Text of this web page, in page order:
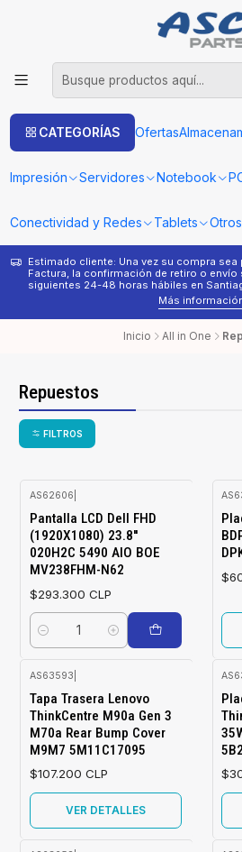
CATEGORÍAS Ofertas
Impresión Servidores Notebook
Conectividad y Redes Tablets Otros
Estimado cliente: Una vez su compra
Factura, la confirmación de retiro o
siguientes 24-48 horas hábiles en
Más
Inicio All in One
Repuestos
FILTROS
AS62606
Pantalla LCD Dell FHD
(1920X1080) 23.8''
020H2C 5490 AIO BOE
MV238FHM-N62
$293.300 CLP
Cantidad
AS63593
Tapa Trasera Lenovo
ThinkCentre M90a Gen 3
M70a Rear Bump Cover
M9M7 5M11C17095
$107.200 CLP
VER DETALLES